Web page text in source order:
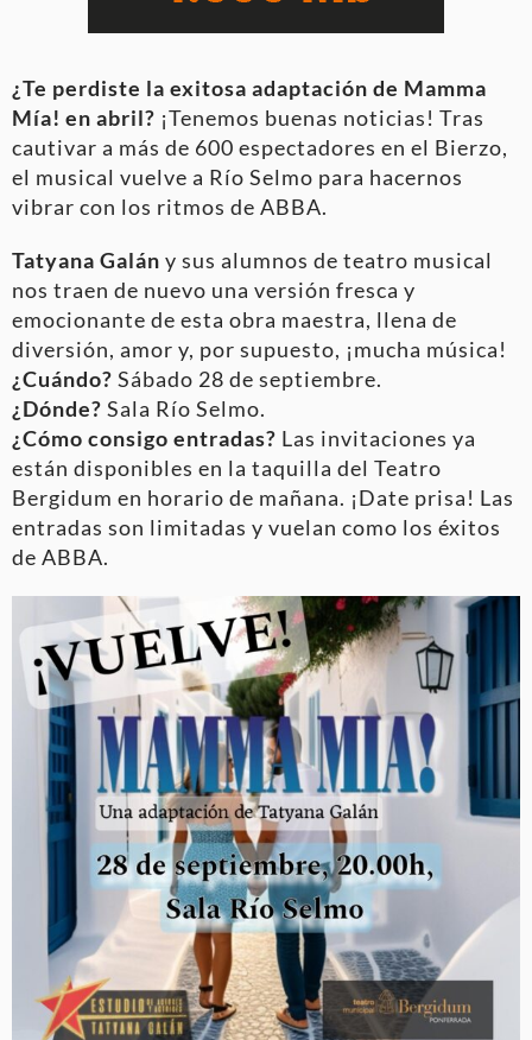
¿Te perdiste la exitosa adaptación de Mamma
Mía! en abril? ¡Tenemos buenas noticias! Tras
cautivar a más de 600 espectadores en el Bierzo,
el musical vuelve a Río Selmo para hacernos
vibrar con los ritmos de ABBA.
Tatyana Galán y sus alumnos de teatro musical
nos traen de nuevo una versión fresca y
emocionante de esta obra maestra, llena de
diversión, amor y, por supuesto, ¡mucha música!
¿Cuándo? Sábado 28 de septiembre.
¿Dónde? Sala Río Selmo.
¿Cómo consigo entradas? Las invitaciones ya
están disponibles en la taquilla del Teatro
Bergidum en horario de mañana. ¡Date prisa! Las
entradas son limitadas y vuelan como los éxitos
de ABBA.